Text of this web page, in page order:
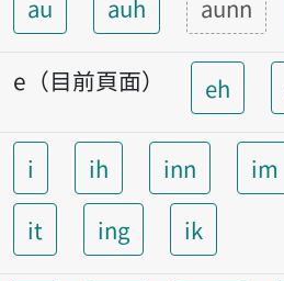
au auh aunn
e（目前頁面） eh
i ih inn im
it
ing ik